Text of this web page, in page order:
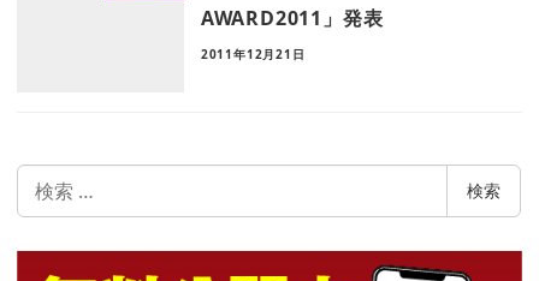
AWARD2011」発表
2011年12月21日
索
検索